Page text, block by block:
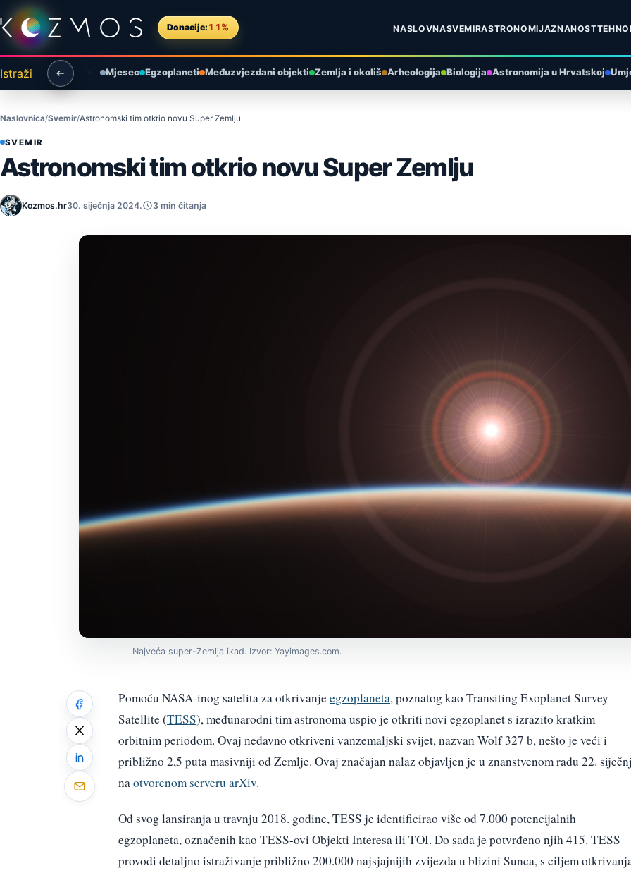
Preskoči na sadržaj
Donacije: 11% NASLOVNASVEMIRASTRONOMIJAZNANOST
Istraži Mjesec Egzoplaneti Međuzvjezdani objekti Zemlja i okoliš Arheologija Biologija Astronomija u Hrvatskoj
Naslovnica Svemir Astronomski tim otkrio novu Super Zemlju
SVEMIR
Astronomski tim otkrio novu Super Zemlju
Kozmos.hr30. siječnja 2024. 3 min čitanja
Najveća super-Zemlja ikad. Izvor: Yayimages.com.
Pomoću NASA-inog satelita za otkrivanjeegzoplaneta, poznatog kao Transiting Exoplanet Survey
Satellite (TESS), međunarodni tim astronoma uspio je otkriti novi egzoplanet s izrazito kratkim
orbitnim periodom. Ovaj nedavno otkriveni vanzemaljski svijet, nazvan Wolf 327 b, nešto je veći i
približno 2,5 puta masivniji od Zemlje. Ovaj značajan nalaz objavljen je u znanstvenom radu 22.
naotvorenom serveru arXiv.
Od svog lansiranja u travnju 2018. godine, TESS je identificirao više od 7.000 potencijalnih
egzoplaneta, označenih kao TESS-ovi Objekti Interesa ili TOI. Do sada je potvrđeno njih 415. TESS
provodi detaljno istraživanje približno 200.000 najsjajnijih zvijezda u blizini Sunca, s ciljem